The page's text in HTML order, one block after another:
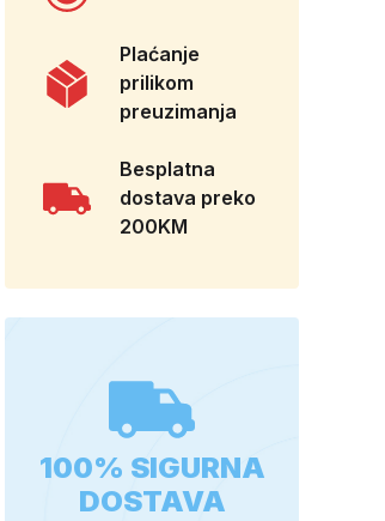
Plaćanje
prilikom
preuzimanja
Besplatna
dostava preko
200KM
100% SIGURNA
DOSTAVA